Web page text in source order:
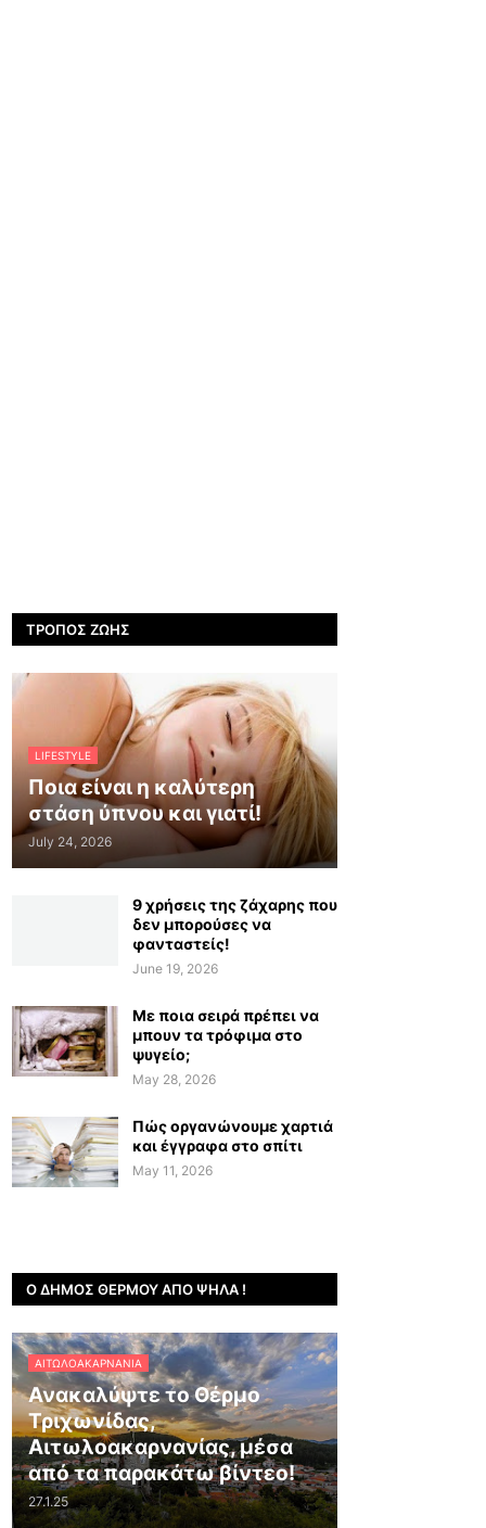
ΤΡΌΠΟΣ ΖΩΉΣ
LIFESTYLE
Ποια είναι η καλύτερη
στάση ύπνου και γιατί!
July 24, 2026
9 χρήσεις της ζάχαρης που
δεν μπορούσες να
φανταστείς!
June 19, 2026
Με ποια σειρά πρέπει να
μπουν τα τρόφιμα στο
ψυγείο;
May 28, 2026
Πώς οργανώνουμε χαρτιά
και έγγραφα στο σπίτι
May 11, 2026
Ο ΔΉΜΟΣ ΘΈΡΜΟΥ ΑΠΌ ΨΗΛΆ !
ΑΙΤΩΛΟΑΚΑΡΝΑΝΊΑ
Ανακαλύψτε το Θέρμο
Τριχωνίδας,
Αιτωλοακαρνανίας, μέσα
από τα παρακάτω βίντεο!
27.1.25